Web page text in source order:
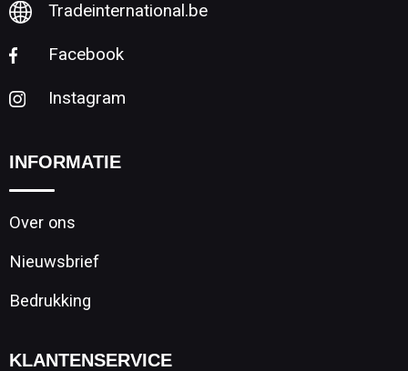
Tradeinternational.be
Facebook
Instagram
INFORMATIE
Over ons
Nieuwsbrief
Bedrukking
KLANTENSERVICE